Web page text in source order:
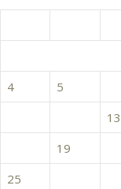
4
5
13
19
25